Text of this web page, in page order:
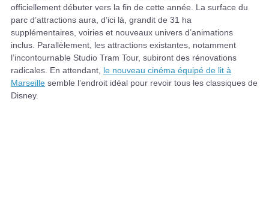
officiellement débuter vers la fin de cette année. La surface du
parc d’attractions aura, d’ici là, grandit de 31 ha
supplémentaires, voiries et nouveaux univers d’animations
inclus. Parallèlement, les attractions existantes, notamment
l’incontournable Studio Tram Tour, subiront des rénovations
radicales. En attendant, le nouveau cinéma équipé de lit à
Marseille semble l’endroit idéal pour revoir tous les classiques de
Disney.